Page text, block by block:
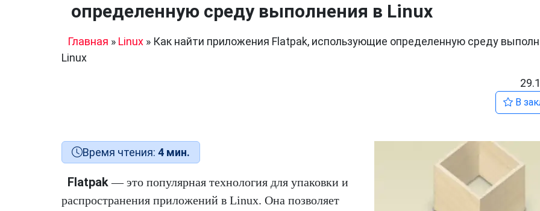
определенную среду выполнения в Linux
Главная » Linux » Как найти приложения Flatpak, использующие определенную среду
Linux
В
Время чтения: 4 мин.
Flatpak— это популярная технология для упаковки и
распространения приложений в Linux. Она позволяет